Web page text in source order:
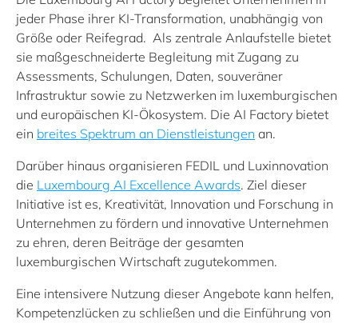
jeder Phase ihrer KI‑Transformation, unabhängig von
Größe oder Reifegrad. Als zentrale Anlaufstelle bietet
sie maßgeschneiderte Begleitung mit Zugang zu
Assessments, Schulungen, Daten, souveräner
Infrastruktur sowie zu Netzwerken im luxemburgischen
und europäischen KI‑Ökosystem. Die AI Factory bietet
ein breites Spektrum an Dienstleistungen an.
Darüber hinaus organisieren FEDIL und Luxinnovation
die Luxembourg AI Excellence Awards. Ziel dieser
Initiative ist es, Kreativität, Innovation und Forschung in
Unternehmen zu fördern und innovative Unternehmen
zu ehren, deren Beiträge der gesamten
luxemburgischen Wirtschaft zugutekommen.
Eine intensivere Nutzung dieser Angebote kann helfen,
Kompetenzlücken zu schließen und die Einführung von